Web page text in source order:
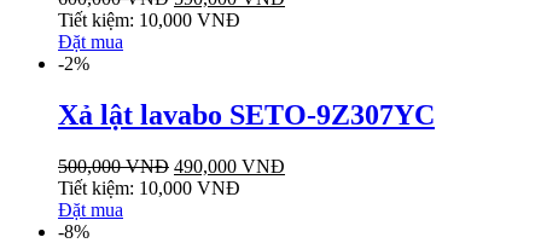
Tiết kiệm: 10,000 VNĐ
Đặt mua
-2%
Xả lật lavabo SETO-9Z307YC
500,000VNĐ 490,000 VNĐ
Tiết kiệm: 10,000 VNĐ
Đặt mua
-8%